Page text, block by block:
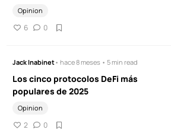
Opinion
6 0
Jack Inabinet• hace 8 meses • 5 min read
Los cinco protocolos DeFi más
populares de 2025
Opinion
2 0